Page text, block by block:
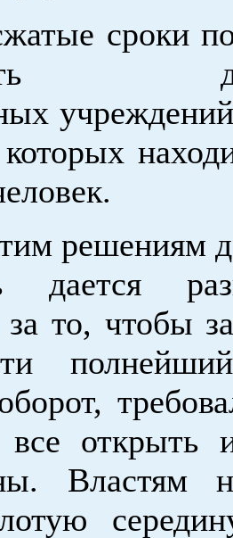
сроки
решениям
дается
то, чтобы
все открыть
Властям